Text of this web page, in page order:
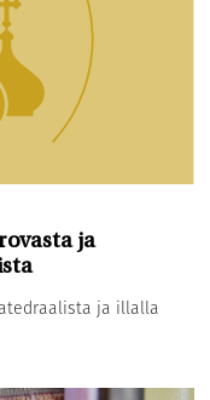
ja
ja illalla